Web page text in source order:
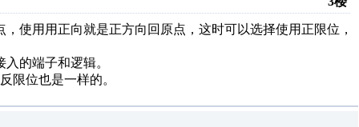
使用用正向就是正方向回原点，这时可以选择使用正限位，
的端子和逻辑。
限位也是一样的。